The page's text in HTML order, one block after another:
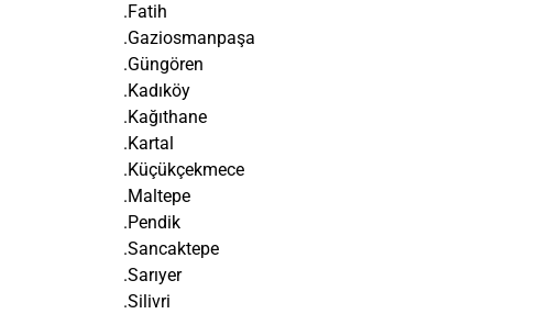
.Fatih
.Gaziosmanpaşa
.Güngören
.Kadıköy
.Kağıthane
.Kartal
.Küçükçekmece
.Maltepe
.Pendik
.Sancaktepe
.Sarıyer
.Silivri